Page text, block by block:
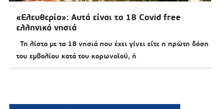
«Ελευθερία»: Αυτά είναι τα 18 Covid free
ελληνικά νησιά
Τη λίστα με τα 18 νησιά που έχει γίνει είτε η πρώτη δόση
του εμβολίου κατά του κορωνοϊού, ή